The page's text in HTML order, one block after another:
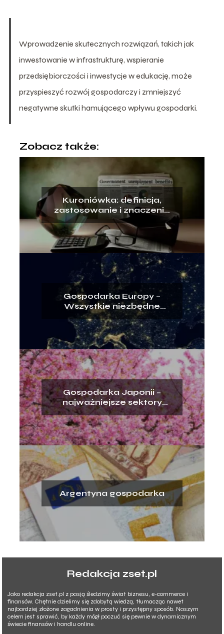
Wprowadzenie skutecznych rozwiązań, takich jak
inwestowanie w infrastrukturę, wspieranie
przedsiębiorczości i inwestycje w edukację, może
przyspieszyć rozwój gospodarczy i zmniejszyć
negatywne skutki hamującego wpływu gospodarki.
Zobacz także:
Kuroniówka: definicja,
zastosowanie i znaczenie
w kontekście opieki
zdrowotne
Gospodarka Europy –
Wszystkie niezbędne
informacje
Gospodarka Japonii –
najważniejsze sektory
gospodarki
Argentyna gospodarka
Redakcja zset.pl
Jako redakcja zset.pl z pasją śledzimy świat biznesu, e-commerce i
finansów. Chętnie dzielimy się zdobytą wiedzą, tłumacząc nawet
najbardziej złożone zagadnienia w prosty i przystępny sposób. Naszym
celem jest sprawić, by każdy mógł poczuć się pewnie w dynamicznym
świecie finansów i handlu online.